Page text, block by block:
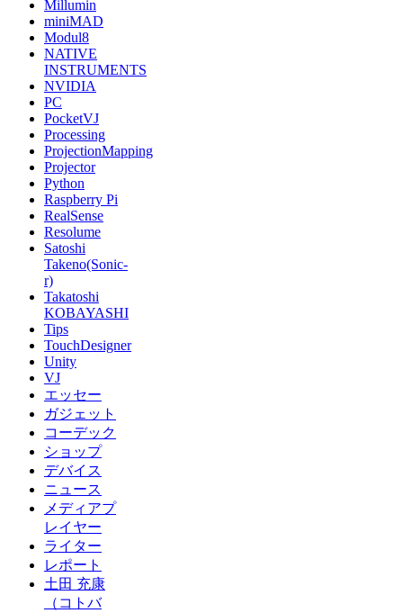
Millumin
miniMAD
Modul8
NATIVE
INSTRUMENTS
NVIDIA
PC
PocketVJ
Processing
ProjectionMapping
Projector
Python
Raspberry Pi
RealSense
Resolume
Satoshi
Takeno(Sonic-
r)
Takatoshi
KOBAYASHI
Tips
TouchDesigner
Unity
VJ
エッセー
ガジェット
コーデック
ショップ
デバイス
ニュース
メディアプ
レイヤー
ライター
レポート
土田 充康
（コトバ